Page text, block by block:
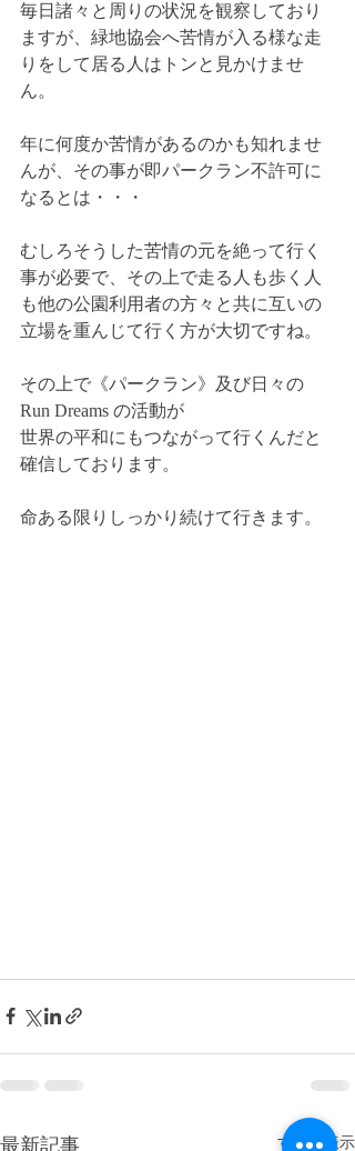
毎日諸々と周りの状況を観察しており
ますが、緑地協会へ苦情が入る様な走
りをして居る人はトンと見かけませ
ん。
年に何度か苦情があるのかも知れませ
んが、その事が即パークラン不許可に
なるとは・・・
むしろそうした苦情の元を絶って行く
事が必要で、その上で走る人も歩く人
も他の公園利用者の方々と共に互いの
立場を重んじて行く方が大切ですね。
その上で《パークラン》及び日々の
Run Dreams の活動が
世界の平和にもつながって行くんだと
確信しております。
命ある限りしっかり続けて行きます。
最新記事 すべて表示